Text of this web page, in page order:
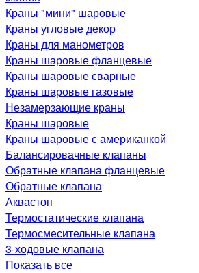
Краны "мини" шаровые
Краны угловые декор
Краны для манометров
Краны шаровые фланцевые
Краны шаровые сварные
Краны шаровые газовые
Незамерзающие краны
Краны шаровые
Краны шаровые с американкой
Балансировачные клапаны
Обратные клапана фланцевые
Обратные клапана
Аквастоп
Термостатические клапана
Термосмесительные клапана
3-ходовые клапана
Показать все